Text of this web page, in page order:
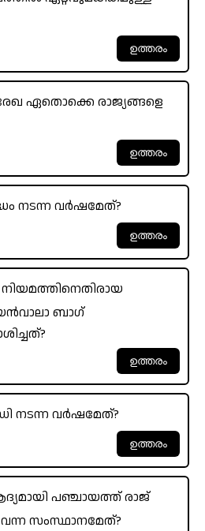
ഏതൊക്കെ രാജ്യങ്ങളെ
നടന്ന വർഷമേത്?
ബാഗ്
നടന്ന വർഷമേത്?
പഞ്ചായത്ത് രാജ്
സംസ്ഥാനമേത്?